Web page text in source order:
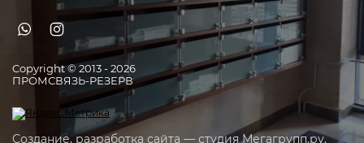
Copyright © 2013 - 2026
ПРОМСВЯЗЬ-РЕЗЕРВ
Создание,разработка сайта — студия Мегагрупп.ру.